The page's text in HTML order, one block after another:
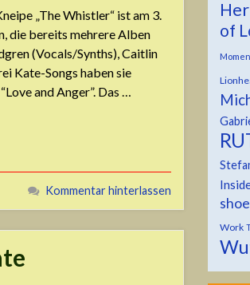
„The Whistler“ ist am 3.
die bereits mehrere Alben
(Vocals/Synths), Caitlin
Kate-Songs haben sie
and Anger”. Das …
Kommentar hinterlassen
of
Work